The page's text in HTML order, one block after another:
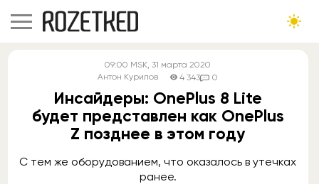
09:00 MSK, 31 марта 2020
Антон Курилов
4 343 0
Инсайдеры: OnePlus 8 Lite
будет представлен как OnePlus
Z позднее в этом году
С тем же оборудованием, что оказалось в утечках
ранее.